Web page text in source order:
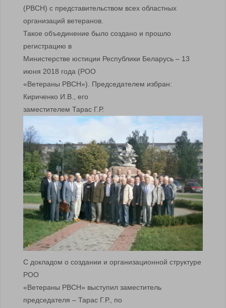
(РВСН) с представительством всех областных
организаций ветеранов.
Такое объединение было создано и прошло
регистрацию в
Министерстве юстиции Республики Беларусь – 13
июня 2018 года (РОО
«Ветераны РВСН»). Председателем избран:
Кириченко И.В., его
заместителем Тарас Г.Р.
С докладом о создании и организационной структуре
РОО
«Ветераны РВСН» выступил заместитель
председателя – Тарас Г.Р., по